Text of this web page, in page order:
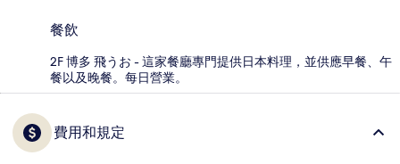
餐飲
2F 博多 飛うお - 這家餐廳專門提供日本料理，並供應早餐、午
餐以及晚餐。每日營業。
費用和規定